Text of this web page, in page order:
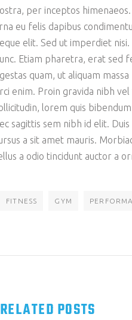
per inceptos
eu felis dapibus
elit. Sed ut imperdiet
Etiam pharetra, erat sed
quam, ut aliquam
enim. Proin gravida nibh
lorem quis
sagittis sem nibh id elit.
a sit amet mauris.
a odio tincidunt auctor a
FITNESS GYM
RELATED POSTS